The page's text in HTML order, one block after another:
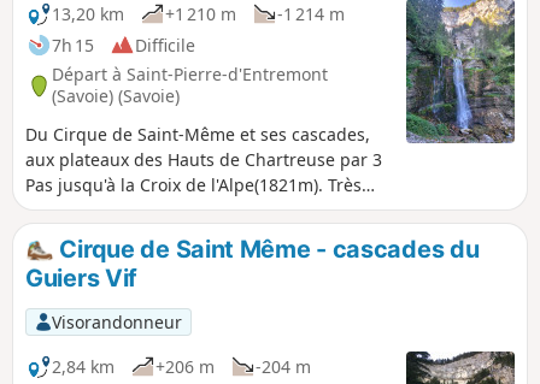
13,20 km
+1 210 m
-1 214 m
7h 15
Difficile
Départ à Saint-Pierre-d'Entremont
(Savoie) (Savoie)
Du Cirque de Saint-Même et ses cascades,
aux plateaux des Hauts de Chartreuse par 3
Pas jusqu'à la Croix de l'Alpe(1821m). Très
belle vue.
Cirque de Saint Même - cascades du
Guiers Vif
Visorandonneur
2,84 km
+206 m
-204 m